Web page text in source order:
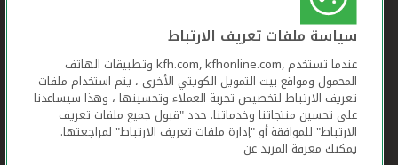
سياسة ملفات تعريف الارتباط
عندما تستخدم ,kfh.com, kfhonline.com وتطبيقات الهاتف
المحمول ومواقع بيت التمويل الكويتي الأخرى ، يتم استخدام ملفات
تعريف الارتباط لتخصيص تجربة العملاء وتحسينها ، وهذا سيساعدنا
على تحسين منتجاتنا وخدماتنا. حدد "قبول جميع ملفات تعريف
الارتباط" للموافقة أو "إدارة ملفات تعريف الارتباط" لمراجعتها.
يمكنك معرفة المزيد عن